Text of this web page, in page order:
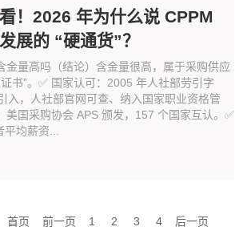
！2026 年为什么说 CPPM
展的 “硬通货”？
金量高吗（结论）含金量很高，属于采购供应
书”。✅ 国家认可：2005 年人社部劳引字
入，人社部官网可查、纳入国家职业资格管
美国采购协会 APS 颁发，157 个国家互认。✅
均薪资...
首页 前一页 1 2 3 4
后一页